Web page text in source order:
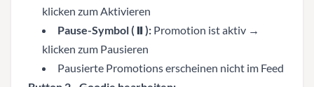
klicken zum Aktivieren
Pause-Symbol (⏸): Promotion ist aktiv →
klicken zum Pausieren
Pausierte Promotions erscheinen nicht im Feed